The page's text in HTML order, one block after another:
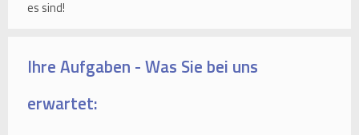
es sind!
Ihre Aufgaben - Was Sie bei uns
erwartet: